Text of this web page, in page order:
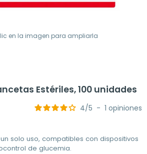
en la imagen para ampliarla
Estériles, 100 unidades
4/5 - 1 opiniones
solo uso, compatibles con dispositivos
de glucemia.